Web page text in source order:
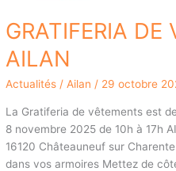
GRATIFERIA DE
AILAN
Actualités / Ailan / 29 octobre
La Gratiferia de vêtements est
8 novembre 2025 de 10h à 17h
16120 Châteauneuf sur
dans vos armoires Mettez de